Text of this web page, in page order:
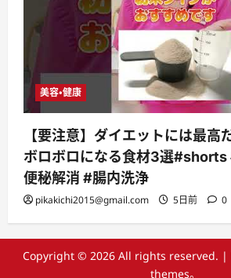
美容・健康
【要注意】ダイエットには最高
ボロボロになる食材3選
便秘解消 #腸内洗浄
pikakichi2015@gmail.com 5日前 0
Copyright © 2026 All rights reserved. |
themes。